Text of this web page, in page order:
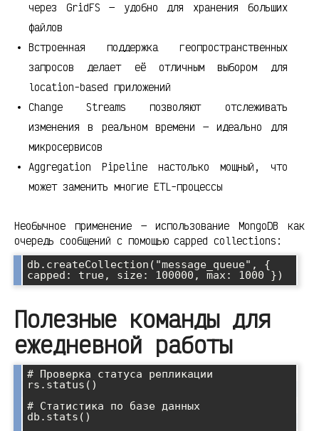
через GridFS — удобно для хранения больших
файлов
Встроенная поддержка геопространственных
запросов делает её отличным выбором для
location-based приложений
Change Streams позволяют отслеживать
изменения в реальном времени — идеально для
микросервисов
Aggregation Pipeline настолько мощный, что
может заменить многие ETL-процессы
Необычное применение — использование MongoDB как
очередь сообщений с помощью capped collections:
db.createCollection("message_queue", {
capped: true, size: 100000, max: 1000 })
Полезные команды для
ежедневной работы
# Проверка статуса репликации
rs.status()
# Статистика по базе данных
db.stats()